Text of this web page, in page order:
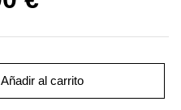
Añadir al carrito